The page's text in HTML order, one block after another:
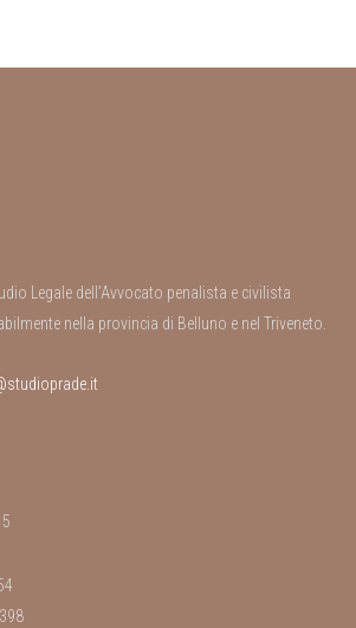
Legale dell’Avvocato penalista e civilista
nella provincia di Belluno e nel Triveneto.